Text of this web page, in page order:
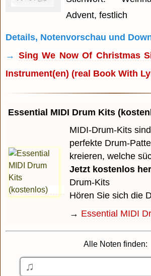
Advent, festlich
Details, Notenvorschau und
→ Sing We Now Of Christmas
Instrument(en) (real Book With
Essential MIDI Drum Kits
MIDI-Drum-Kits
perfekte Drum-
kreieren, welche
Jetzt kostenlos
Drum-Kits
Hören Sie sich die
→ Essential MIDI
Alle Noten finden: